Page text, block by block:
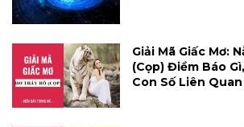
Giải Mã Giấc Mơ:
(cọp) Điềm Báo
Con Số Liên Quan